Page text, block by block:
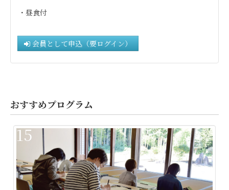
・昼食付
会員として申込（要ログイン）
おすすめプログラム
15